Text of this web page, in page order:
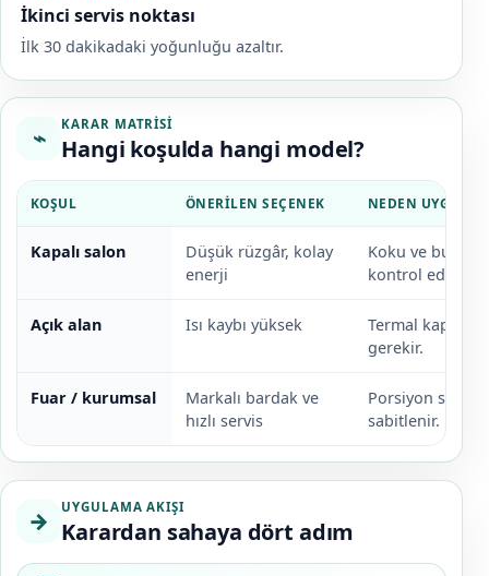
İkinci servis noktası
İlk 30 dakikadaki yoğunluğu azaltır.
⌁ KARAR MATRISI
Hangi koşulda hangi model?
KOŞUL ÖNERILEN SEÇENEK NEDEN UYGUN?
Kapalı salon
Düşük rüzgâr, kolay
enerji
Koku ve buhar
kontrol edilir.
Açık alan Isı kaybı yüksek
Termal kapak
gerekir.
Fuar / kurumsal
Markalı bardak ve
hızlı servis
Porsiyon
sabitlenir.
→ UYGULAMA AKIŞI
Karardan sahaya dört adım